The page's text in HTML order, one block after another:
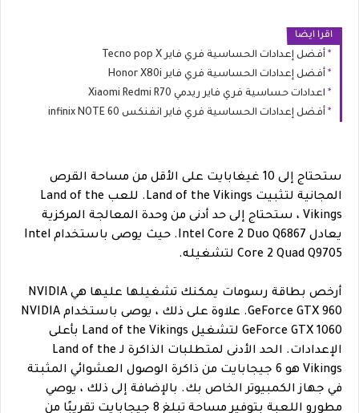
اقرا ايضا
أفضل إعدادات الحساسية فري فاير Tecno pop X
أفضل إعدادات الحساسية فري فاير Honor X80i
اعدادات حساسية فري فاير ريدمي Xiaomi Redmi R70
أفضل إعدادات الحساسية فري فاير انفنكس infinix NOTE 60
ستحتاج إلى 10 غيغابايت على الأقل من مساحة القرص
المجانية لتثبيت Land of the Vikings. للعب Land of the
Vikings ، ستحتاج إلى حد أدنى من وحدة المعالجة المركزية
يعادل Intel Core 2 Duo Q6867. حيث يوصى باستخدام Intel
Core 2 Quad Q9705 لتشغيله.
أرخص بطاقة رسومات يمكنك تشغيلها عليها هي NVIDIA
GeForce GTX 960. علاوة على ذلك ، يوصى باستخدام NVIDIA
GeForce GTX 1060 لتشغيل Land of the Vikings بأعلى
الإعدادات. الحد الأدنى لمتطلبات الذاكرة لـ Land of the
Vikings هو 6 جيجابايت من ذاكرة الوصول العشوائي المثبتة
في جهاز الكمبيوتر الخاص بك. بالإضافة إلى ذلك ، يوصي
مطورو اللعبة بتوفير مساحة تبلغ 8 جيجابايت تقريبًا من